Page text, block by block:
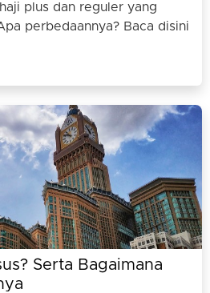
plus dan reguler yang
perbedaannya? Baca disini
Serta Bagaimana